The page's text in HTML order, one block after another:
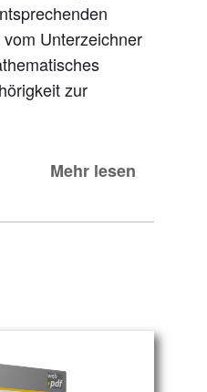
Unterzeichner
zur
Mehr lesen